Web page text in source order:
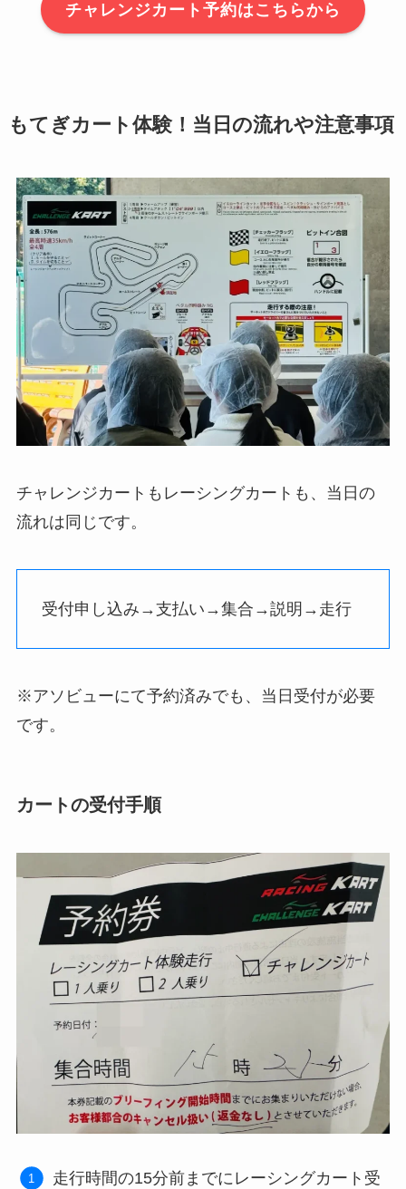
チャレンジカート予約はこちらから
もてぎカート体験！当日の流れや注意事項
チャレンジカートもレーシングカートも、当日の
流れは同じです。
受付申し込み→支払い→集合→説明→走行
※アソビューにて予約済みでも、当日受付が必要
です。
カートの受付手順
走行時間の15分前までにレーシングカート受